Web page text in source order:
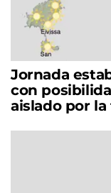
Jornada
con
aislado por la